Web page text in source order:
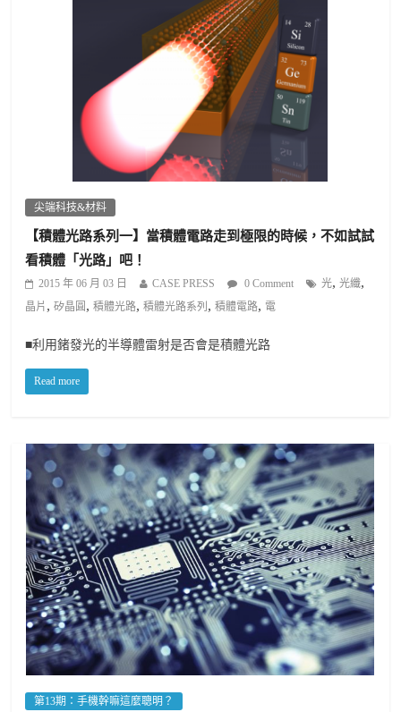
尖端科技&材料
【積體光路系列一】當積體電路走到極限的時候，不如試試
看積體「光路」吧！
2015 年 06 月 03 日 CASE PRESS 0 Comment 光,光纖,
晶片 ,矽晶圓 ,積體光路,積體光路系列 ,積體電路, 電
■利用鍺發光的半導體雷射是否會是積體光路
Read more
第13期：手機幹嘛這麼聰明？